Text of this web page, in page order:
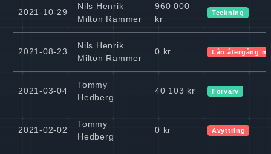
2021-10-29
Nils Henrik
Milton Rammer
960 000
kr
Teckning
2021-08-23
Nils Henrik
Milton Rammer
0 kr Lån återgång
2021-03-04
Tommy
Hedberg
40 103 kr Förvärv
2021-02-02
Tommy
Hedberg
0 kr Avyttring